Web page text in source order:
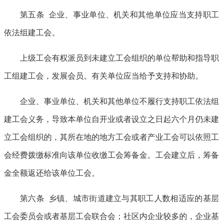
第五条 企业、事业单位、机关和其他单位应当支持职工
依法组建工会。
上级工会有权派员到未建立工会组织的单位帮助和指导职
工组建工会，发展会员。有关单位应当给予支持和协助。
企业、事业单位、机关和其他单位不履行支持职工依法组
建工会义务，导致本单位自开业或者设立之日起六个月仍未建
立工会组织的，其所在地的地方工会或者产业工会可以依照工
会经费拨缴标准向该单位收缴工会筹备金。工会建立后，筹备
金全额返还给该单位工会。
第六条 乡镇、城市街道建立与其职工人数相适应的基层
工会委员会或者基层工会联合会；社区内企业较多的，企业基